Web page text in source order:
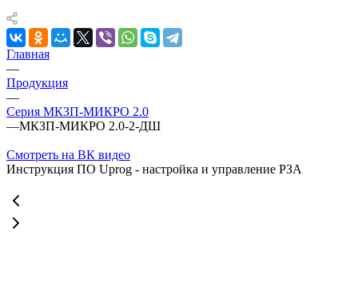
Главная
—
Продукция
—
Серия МКЗП-МИКРО 2.0
—МКЗП-МИКРО 2.0-2-ДШ
Смотреть на ВК видео
Инструкция ПО Uprog - настройка и управление РЗА